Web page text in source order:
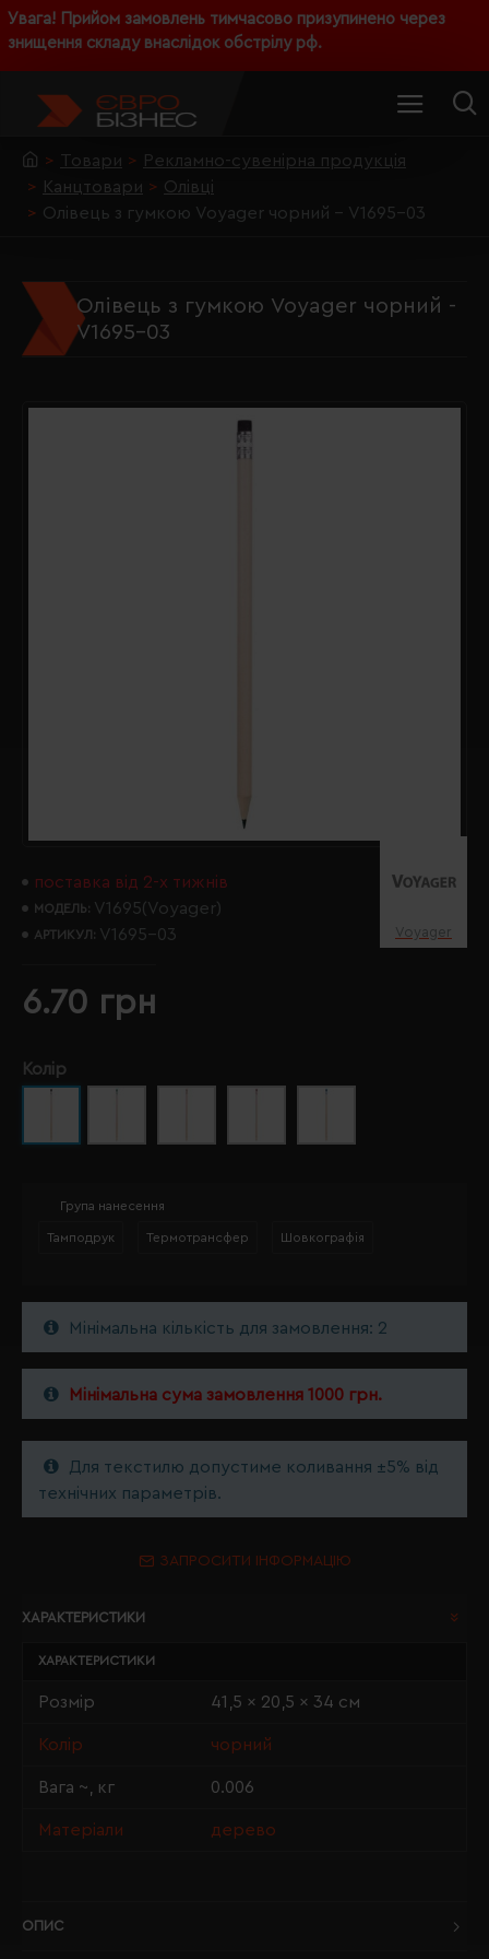
Увага! Прийом замовлень тимчасово призупинено через
знищення складу внаслідок обстрілу рф.
Товари
Рекламно-сувенірна продукція
Канцтовари
Олівці
Олівець з гумкою Voyager чорний - V1695-03
Олівець з гумкою Voyager чорний -
V1695-03
поставка від 2-х тижнів
МОДЕЛЬ: V1695(Voyager)
АРТИКУЛ: V1695-03 Voyager
6.70 грн
Колір
Група нанесення
Тамподрук Термотрансфер Шовкографія
Мінімальна кількість для замовлення: 2
Мінімальна сума замовлення 1000 грн.
Для текстилю допустиме коливання ±5% від
технічних параметрів.
ЗАПРОСИТИ ІНФОРМАЦІЮ
ХАРАКТЕРИСТИКИ
ХАРАКТЕРИСТИКИ
Розмір 41,5 x 20,5 x 34 см
Колір чорний
Вага ~, кг 0.006
Матеріали дерево
ОПИС